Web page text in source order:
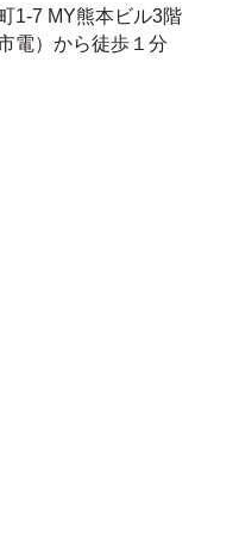
1-7 MY熊本ビル3階
電）から徒歩１分